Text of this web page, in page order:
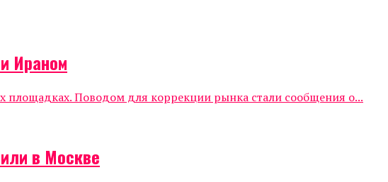
Ираном
площадках. Поводом для коррекции рынка стали сообщения о...
в Москве